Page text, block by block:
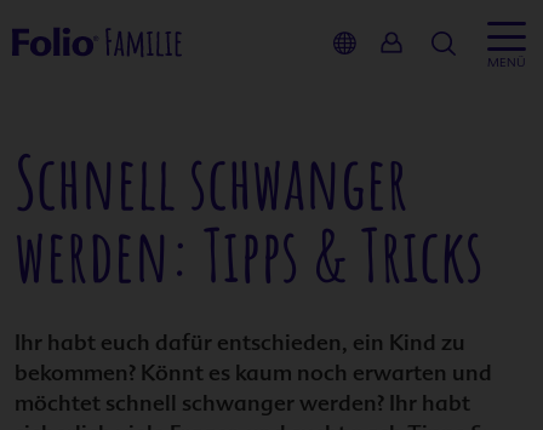
Suche
MENÜ
Schnell schwanger
werden: Tipps & Tricks
Ihr habt euch dafür entschieden, ein Kind zu
bekommen? Könnt es kaum noch erwarten und
möchtet schnell schwanger werden? Ihr habtStillzeit